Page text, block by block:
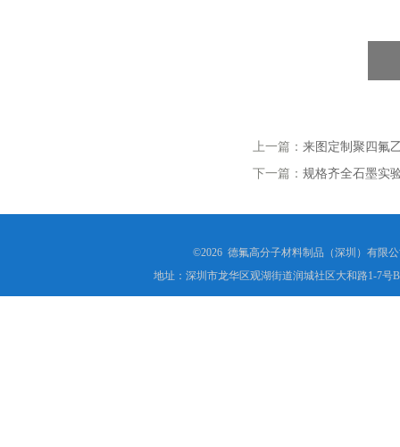
上一篇： 来图定制聚四氟
下一篇： 规格齐全石墨实
©2026 德氟高分子材料制品（深圳）有限
地址：深圳市龙华区观湖街道润城社区大和路1-7号